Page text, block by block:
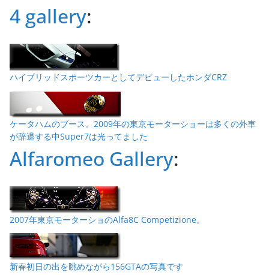
4 gallery:
ハイブリッドスポーツカーとしてデビューしたホンダCRZ
ケータハムのブース。2009年の東京モーターショーは多くの外車
が辞退する中Super7は光ってました
Alfaromeo Gallery:
2007年東京モーターショのAlfa8C Competizione。
新春初日の出を眺めながら156GTAの写真です